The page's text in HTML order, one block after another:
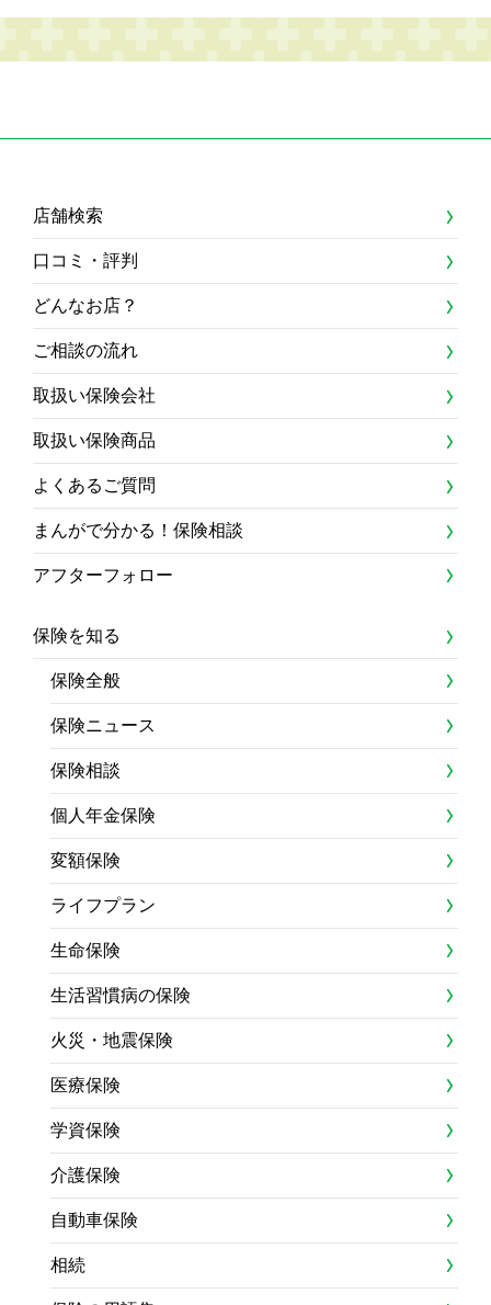
店舗検索
口コミ・評判
どんなお店？
ご相談の流れ
取扱い保険会社
取扱い保険商品
よくあるご質問
まんがで分かる！保険相談
アフターフォロー
保険を知る
保険全般
保険ニュース
保険相談
個人年金保険
変額保険
ライフプラン
生命保険
生活習慣病の保険
火災・地震保険
医療保険
学資保険
介護保険
自動車保険
相続